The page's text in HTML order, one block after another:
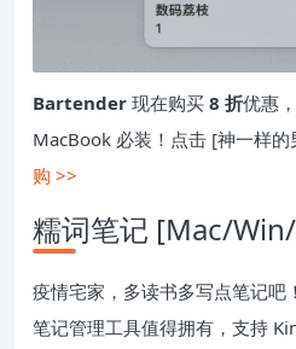
Bartender 现在购买 8 折优惠，
MacBook 必装！点击 [神一样
购 >>
糯词笔记 [Mac/
疫情宅家，多读书多写点笔记吧
笔记管理工具值得拥有，支持